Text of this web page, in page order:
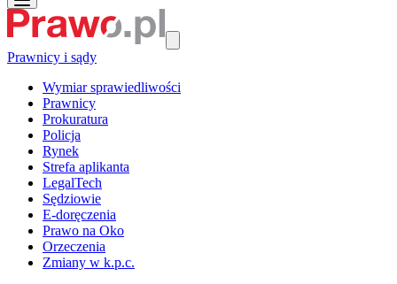
Prawnicy i sądy
Wymiar sprawiedliwości
Prawnicy
Prokuratura
Policja
Rynek
Strefa aplikanta
LegalTech
Sędziowie
E-doręczenia
Prawo na Oko
Orzeczenia
Zmiany w k.p.c.